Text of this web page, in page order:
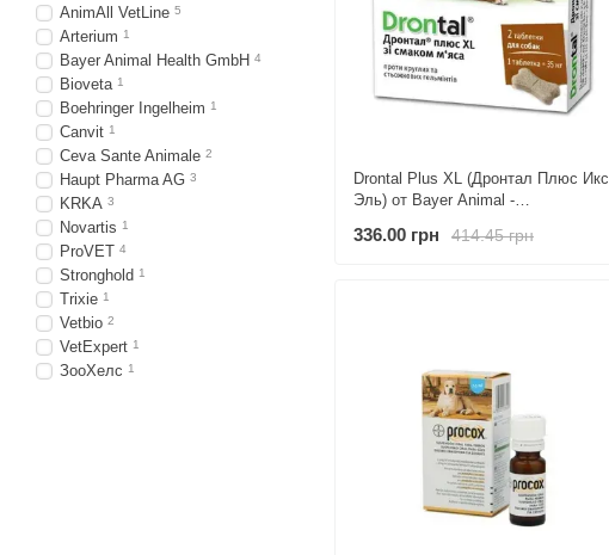
Drontal Plus XL (Дронтал Плюс Икс
Эль) от Bayer Animal -
собак со вкусом мяса (2 таблетки)
414.45 грн
336.00 грн
AnimAll VetLine 5
Arterium 1
Bayer Animal Health GmbH 4
Bioveta 1
Boehringer Ingelheim 1
Canvit 1
Ceva Sante Animale 2
Haupt Pharma AG 3
KRKA 3
Novartis 1
ProVET 4
Stronghold 1
Trixie 1
Vetbio 2
VetExpert 1
ЗооХелс 1